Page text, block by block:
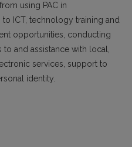
using PAC in
ICT, technology training and
opportunities, conducting
and assistance with local,
services, support to
identity.